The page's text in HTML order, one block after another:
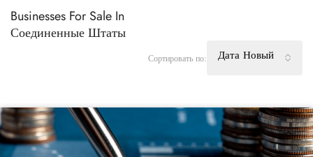
Businesses For Sale In
Соединенные Штаты
Сортировать по: Дата Новый